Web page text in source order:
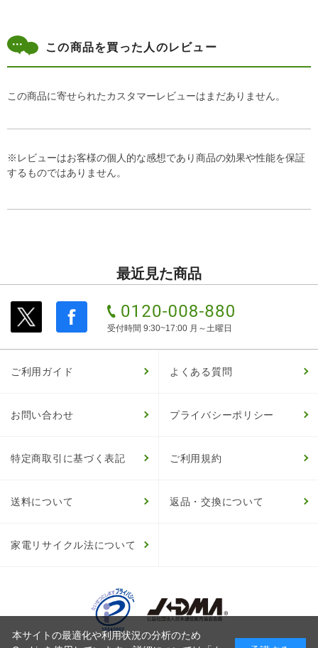
この商品を買った人のレビュー
この商品に寄せられたカスタマーレビューはまだありません。
※レビューはお客様の個人的な感想であり商品の効果や性能を保証
するものではありません。
最近見た商品
受付時間 9:30~17:00 月～土曜日
ご利用ガイド よくある質問
お問い合わせ プライバシーポリシー
特定商取引に基づく表記 ご利用規約
送料について 返品・交換について
家電リサイクル法について
本サイトの最適化や利用状況の分析のため